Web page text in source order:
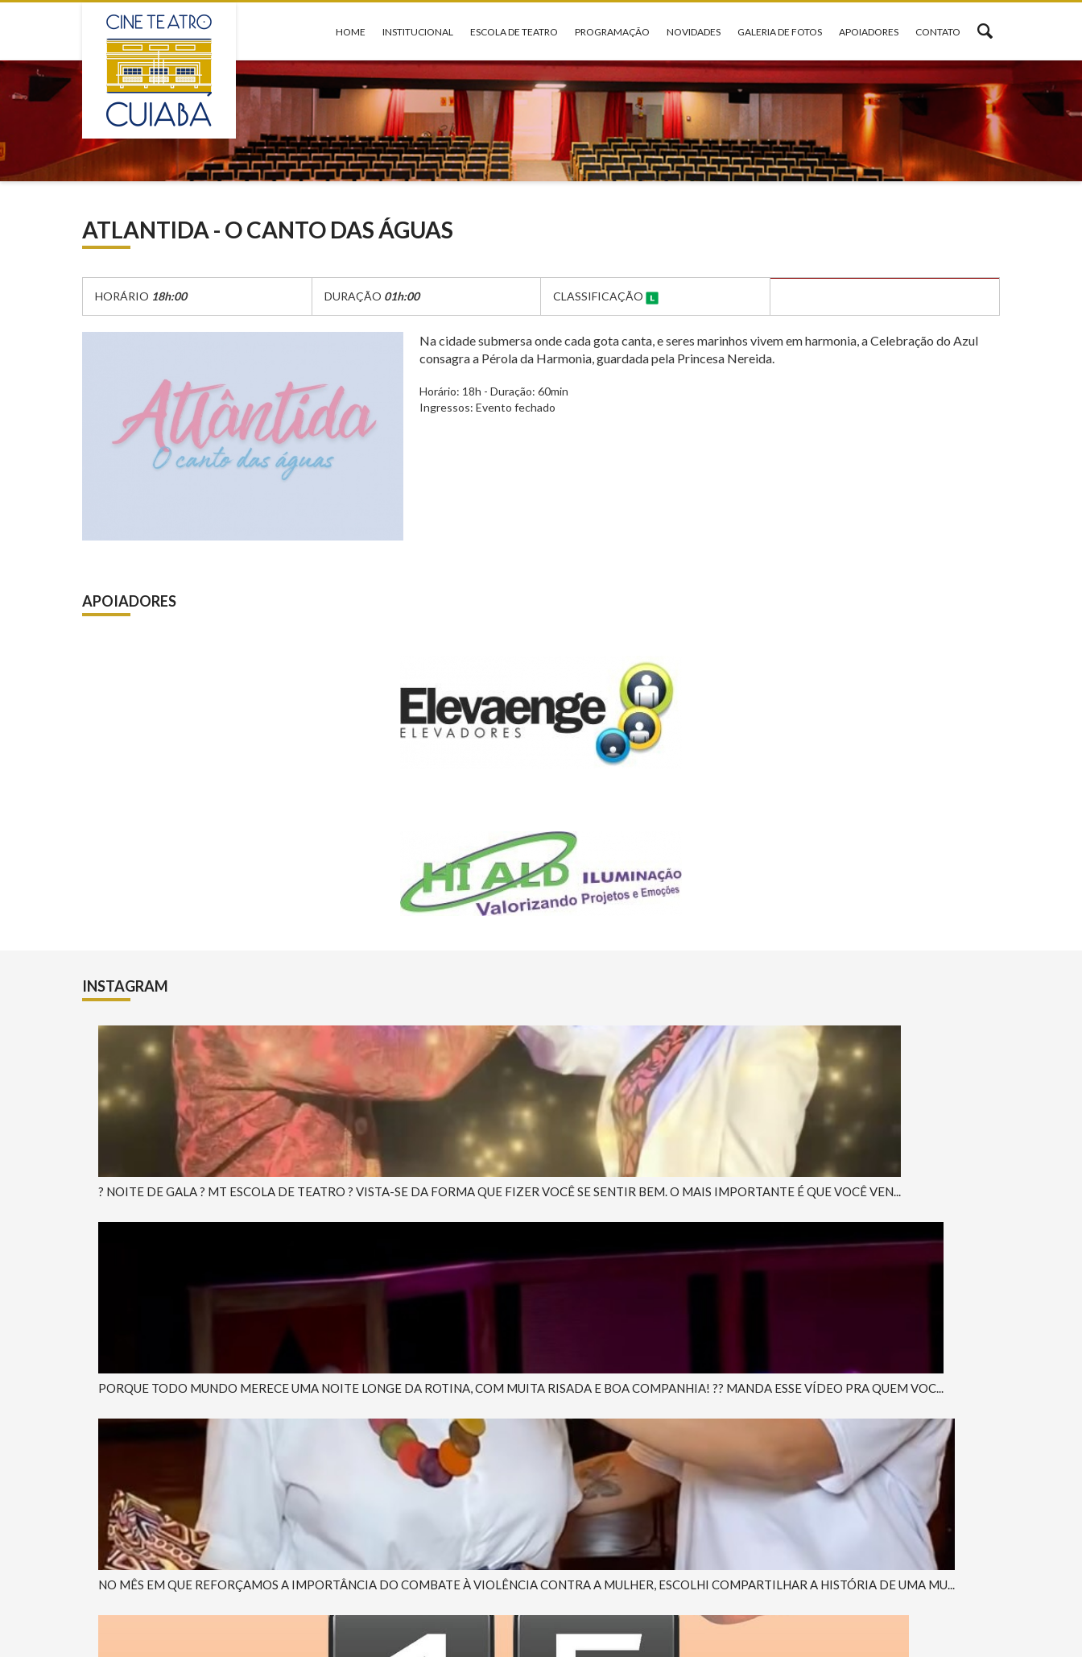
HOME INSTITUCIONAL ESCOLA DE TEATRO PROGRAMAÇÃO NOVIDADES GALERIA DE FOTOS APOIADORES CONTATO
ATLANTIDA - O CANTO DAS ÁGUAS
HORÁRIO 18h:00 DURAÇÃO 01h:00 CLASSIFICAÇÃO
Na cidade submersa onde cada gota canta, e seres marinhos vivem em harmonia, a Celebração do Azul
consagra a Pérola da Harmonia, guardada pela Princesa Nereida.
Horário: 18h - Duração: 60min
Ingressos: Evento fechado
APOIADORES
INSTAGRAM
? NOITE DE GALA ? MT ESCOLA DE TEATRO ? VISTA-SE DA FORMA QUE FIZER VOCÊ SE SENTIR BEM. O MAIS IMPORTANTE É QUE VOCÊ VEN...
PORQUE TODO MUNDO MERECE UMA NOITE LONGE DA ROTINA, COM MUITA RISADA E BOA COMPANHIA! ?? MANDA ESSE VÍDEO PRA QUEM VOC...
NO MÊS EM QUE REFORÇAMOS A IMPORTÂNCIA DO COMBATE À VIOLÊNCIA CONTRA A MULHER, ESCOLHI COMPARTILHAR A HISTÓRIA DE UMA MU...